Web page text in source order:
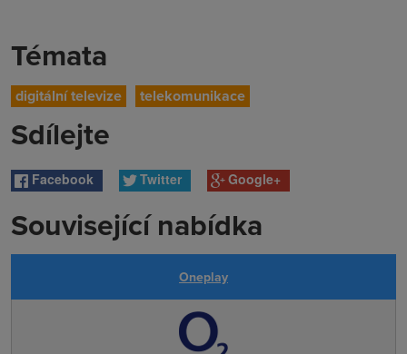
Témata
digitální televize telekomunikace
Sdílejte
Facebook Twitter Google+
Související nabídka
Oneplay